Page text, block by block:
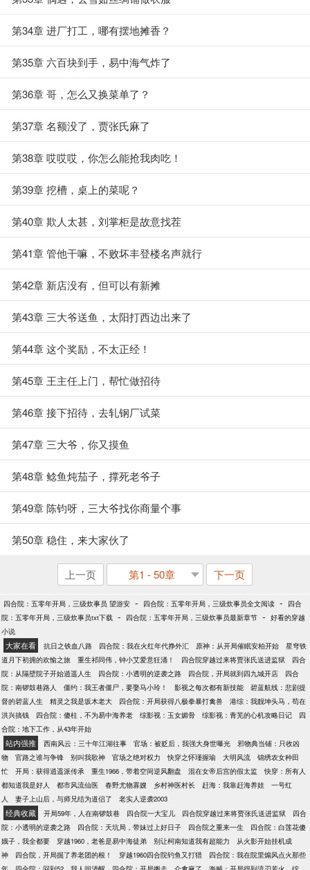
第34章 进厂打工，哪有摆地摊香？
第35章 六百块到手，易中海气炸了
第36章 哥，怎么又换菜单了？
第37章 名额没了，贾张氏麻了
第38章 哎哎哎，你怎么能抢我肉吃！
第39章 挖槽，桌上的菜呢？
第40章 欺人太甚，刘掌柜是故意找茬
第41章 管他干嘛，不败坏丰登楼名声就行
第42章 新店没有，但可以有新摊
第43章 三大爷送鱼，太阳打西边出来了
第44章 这个奖励，不太正经！
第45章 王主任上门，帮忙做招待
第46章 接下招待，去轧钢厂试菜
第47章 三大爷，你又摸鱼
第48章 鲶鱼炖茄子，撑死老爷子
第49章 陈钧呀，三大爷找你商量个事
第50章 稳住，来大家伙了
上一页 第1 - 50章 下一页
四合院：五零年开局，三级炊事员 望游安 - 四合院：五零年开局，三级炊事员全文阅读 -
四合
院：五零年开局，三级炊事员txt下载 - 四合院：五零年开局，三级炊事员最新章节 - 好看的穿越
小说
大家在看 抗日之铁血八路 四合院：我在火红年代挣外汇 原神：从开局催眠安柏开始
星穹铁
道月下初拥的欢愉之旅
重生祁同伟，钟小艾爱意狂涌！ 四合院穿越过来将贾张氏送进监狱
四合
院：从隔壁院子开始逍遥人生
四合院：小透明的逆袭之路 四合院，开局就到四九城开店
四合
院：南锣鼓巷路人
僵约：我王者僵尸，要娶马小玲！ 影视之每次都有新技能
碧蓝航线：悲剧提
督的碧蓝人生
精灵之我是坂木老大 四合院：开局获得八极拳暴打禽兽
港综：我靓坤头马，苟在
洪兴搞钱
四合院：傻柱，不为易中海养老 综影视：玉女媚骨 综影视：青芜的心机攻略日记
四
合院：地下工作，从43年开始
站内强推 西南风云：三十年江湖往事 官场：被贬后，我强大身世曝光
邪物典当铺：只收凶
物
官路之谁与争锋 别叫我歌神 官场之绝对权力 快穿之怀瑾握瑜 大明风流
锦绣农女种田
忙
开局：获得逍遥派传承 重生1966，带着空间逆风翻盘 混在女帝后宫的假太监
快穿：所有人
都知道我是好人
都市风流仙医 春野尤物寡嫂 乡村神医村长 赶海：我靠赶海养娃
一号红
人
妻子上山后，与师兄结为道侣了 老实人逆袭2003
经典收藏 开局59年，人在南锣鼓巷 四合院一大宝儿 四合院穿越过来将贾张氏送进监狱
四合
院：小透明的逆袭之路
四合院：天坑局，带妹过上好日子 四合院之重来一生
四合院：白莲花傻
娥子，我全都要
穿越1960，老爸是易中海徒弟 别让柯南知道我有超能力
从火影开始挂机成
神
四合院，开局掘了养老团的根！ 穿越1960四合院钓鱼又打猎
四合院：我在院里煽风点火那些